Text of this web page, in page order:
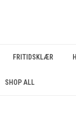
FRITIDSKLÆR
SHOP ALL